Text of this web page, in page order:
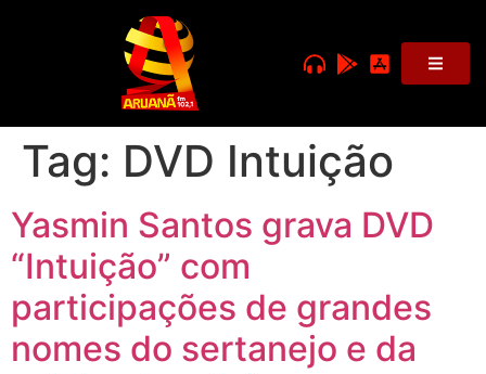
Tag: DVD Intuição
Yasmin Santos grava DVD
“Intuição” com
participações de grandes
nomes do sertanejo e da